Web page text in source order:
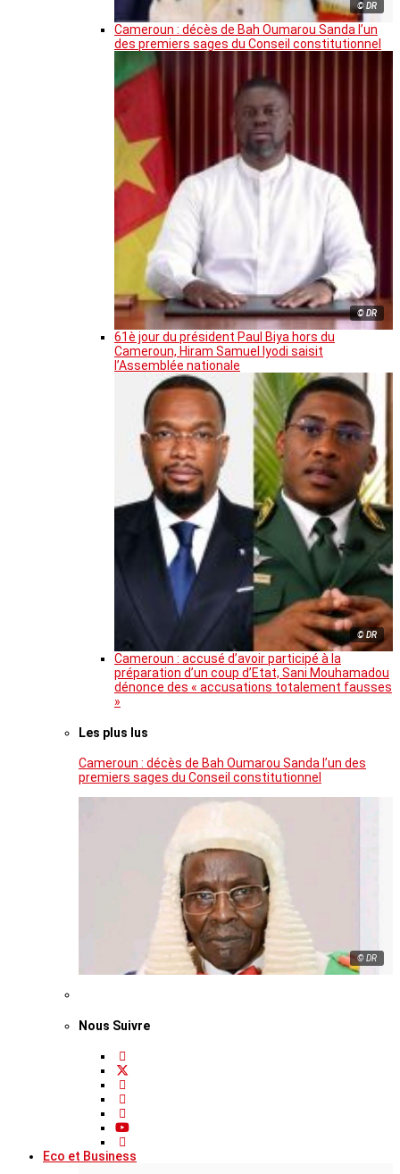
© DR
Cameroun : décès de Bah Oumarou Sanda l’un
des premiers sages du Conseil constitutionnel
© DR
61è jour du président Paul Biya hors du
Cameroun, Hiram Samuel Iyodi saisit
l’Assemblée nationale
© DR
Cameroun : accusé d’avoir participé à la
préparation d’un coup d’Etat, Sani Mouhamadou
dénonce des « accusations totalement fausses
»
Les plus lus
Cameroun : décès de Bah Oumarou Sanda l’un des
premiers sages du Conseil constitutionnel
© DR
Nous Suivre
Eco et Business